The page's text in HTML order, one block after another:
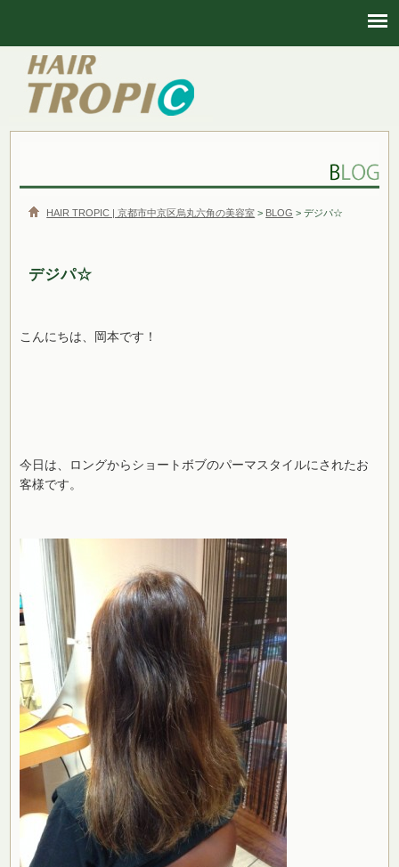
HAIR TROPIC | 京都市中京区烏丸六角の美容室 > BLOG > デジパ☆
デジパ☆
こんにちは、岡本です！
今日は、ロングからショートボブのパーマスタイルにされたお
客様です。